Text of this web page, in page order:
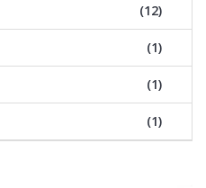
(12)
(1)
(1)
(1)